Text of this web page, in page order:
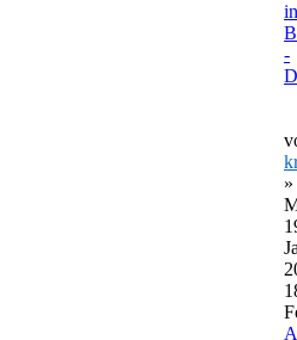
in
-
»